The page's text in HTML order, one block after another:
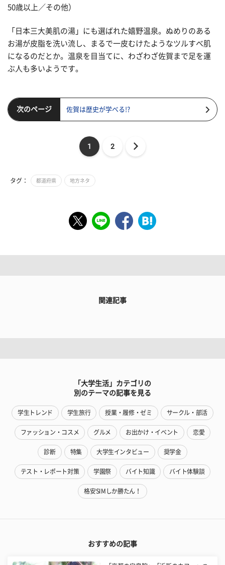
50歳以上／その他）
「日本三大美肌の湯」にも選ばれた嬉野温泉。ぬめりのある
お湯が皮脂を洗い流し、まるで一皮むけたようなツルすべ肌
になるのだとか。温泉を目当てに、わざわざ佐賀まで足を運
ぶ人も多いようです。
次のページ 佐賀は歴史が学べる!?
1 2
タグ： 都道府県 地方ネタ
関連記事
「大学生活」カテゴリの
別のテーマの記事を見る
学生トレンド 学生旅行 授業・履修・ゼミ サークル・部活
ファッション・コスメ グルメ お出かけ・イベント 恋愛
診断 特集 大学生インタビュー 奨学金
テスト・レポート対策 学園祭 バイト知識 バイト体験談
格安SIMしか勝たん！
おすすめの記事